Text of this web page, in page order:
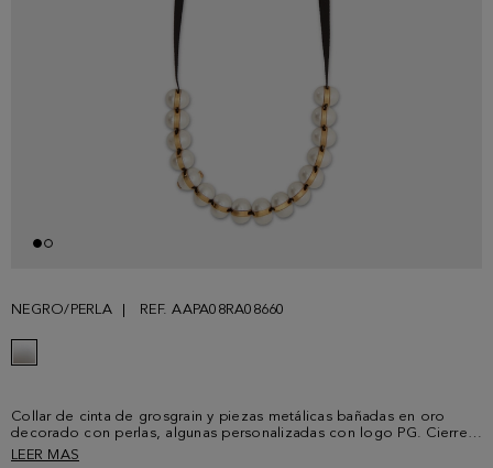
NEGRO/PERLA REF. AAPA08RA08660
Collar de cinta de grosgrain y piezas metálicas bañadas en oro
decorado con perlas, algunas personalizadas con logo PG. Cierre
de lazo o nudo.
LEER MAS